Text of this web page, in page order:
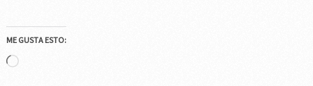
ME GUSTA ESTO:
Cargando...